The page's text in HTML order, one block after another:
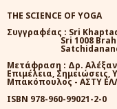
THE SCIENCE OF YOGA
Συγγραφέας : Sri
Sri 1008
Satchidananda
Μετάφραση : Δρ.
Επιμέλεια,
Μπακόπουλος - ΑΣΤΥ
ISBN 978-960-99021-2-0